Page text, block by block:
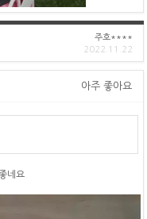
주호****
2022.11.22
아주 좋아요
네요